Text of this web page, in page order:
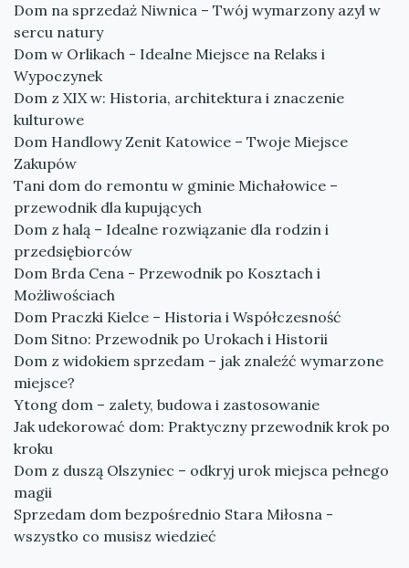
Dom na sprzedaż Niwnica – Twój wymarzony azyl w
sercu natury
Dom w Orlikach - Idealne Miejsce na Relaks i
Wypoczynek
Dom z XIX w: Historia, architektura i znaczenie
kulturowe
Dom Handlowy Zenit Katowice – Twoje Miejsce
Zakupów
Tani dom do remontu w gminie Michałowice –
przewodnik dla kupujących
Dom z halą – Idealne rozwiązanie dla rodzin i
przedsiębiorców
Dom Brda Cena - Przewodnik po Kosztach i
Możliwościach
Dom Praczki Kielce – Historia i Współczesność
Dom Sitno: Przewodnik po Urokach i Historii
Dom z widokiem sprzedam – jak znaleźć wymarzone
miejsce?
Ytong dom – zalety, budowa i zastosowanie
Jak udekorować dom: Praktyczny przewodnik krok po
kroku
Dom z duszą Olszyniec – odkryj urok miejsca pełnego
magii
Sprzedam dom bezpośrednio Stara Miłosna -
wszystko co musisz wiedzieć